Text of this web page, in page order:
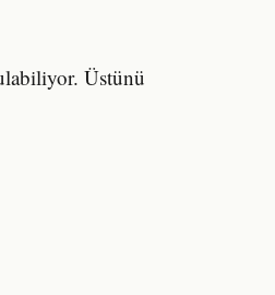
Üstünü